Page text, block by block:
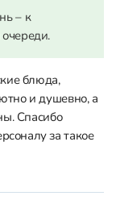
– к
блюда,
и душевно, а
Спасибо
за такое